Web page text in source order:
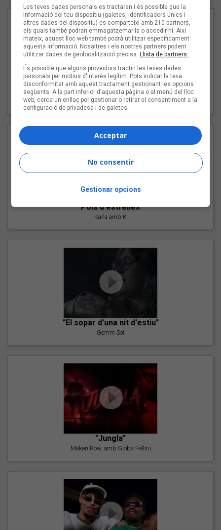
"Les cabres"
94 Rules amb Compte
"Pols d'estrelles"
Karla amb K
"El sopar d'una nit d'estiu"
Gemm Sol
"Jungla"
Maken Row, amb Gioba Fellini
Les teves dades personals es tractaran i és possible que la
informació del teu dispositiu (galetes, identificadors únics i
altres dades del dispositiu) es comparteixi amb 210 partners,
els quals també podran emmagatzemar-la o accedir-hi. Així
mateix, aquest lloc web també podrà utilitzar específicament
aquesta informació. Nosaltres i els nostres partners podem
utilitzar dades de geolocalització precisa. Llista de partners.
És possible que alguns proveïdors tractin les teves dades
personals per motius d'interès legítim. Pots indicar la teva
disconformitat amb aquest tractament gestionant les opcions
següents. A la part inferior d'aquesta pàgina o al menú del lloc
web, cerca un enllaç per gestionar o retirar el consentiment a la
configuració de privadesa i de galetes.
Acceptar
No consentir
Gestionar opcions